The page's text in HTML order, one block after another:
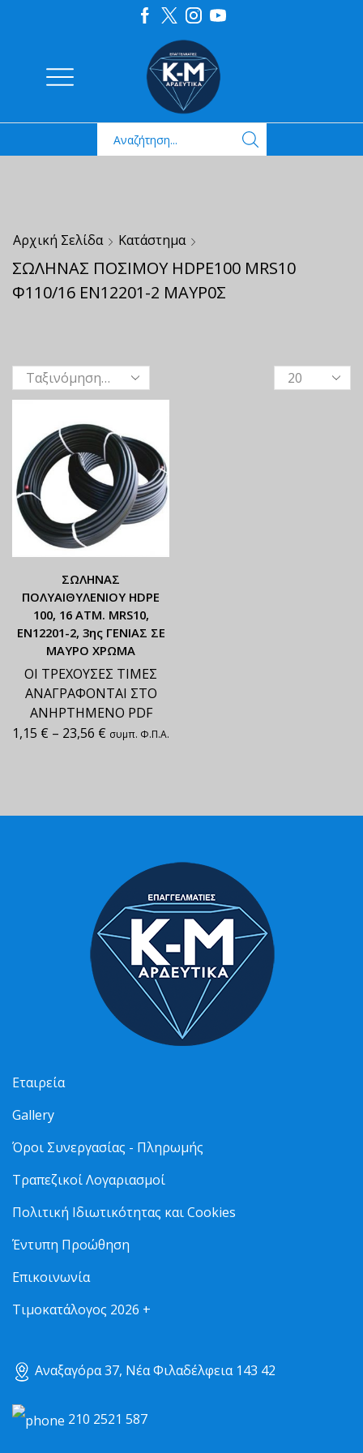
Αρχική Σελίδα Κατάστημα
ΣΩΛΗΝΑΣ ΠΟΣΙΜΟΥ HDPE100 MRS10
Φ110/16 ΕΝ12201-2 ΜΑΥΡ0Σ
ΣΩΛΗΝΑΣ
ΠΟΛΥΑΙΘΥΛΕΝΙΟΥ HDPE
100, 16 ATM. MRS10,
ΕΝ12201-2, 3ης ΓΕΝΙΑΣ ΣΕ
ΜΑΥΡΟ ΧΡΩΜΑ
ΟΙ ΤΡΕΧΟΥΣΕΣ ΤΙΜΕΣ
ΑΝΑΓΡΑΦΟΝΤΑΙ ΣΤΟ
ΑΝΗΡΤΗΜΕΝΟ PDF
1,15 € – 23,56 € συμπ. Φ.Π.Α.
Εταιρεία
Gallery
Όροι Συνεργασίας - Πληρωμής
Τραπεζικοί Λογαριασμοί
Πολιτική Ιδιωτικότητας και Cookies
Έντυπη Προώθηση
Επικοινωνία
Τιμοκατάλογος 2026 +
Αναξαγόρα 37, Νέα Φιλαδέλφεια 143 42
210 2521 587